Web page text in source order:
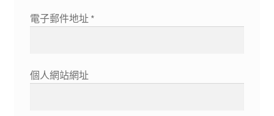
電子郵件地址 *
個人網站網址